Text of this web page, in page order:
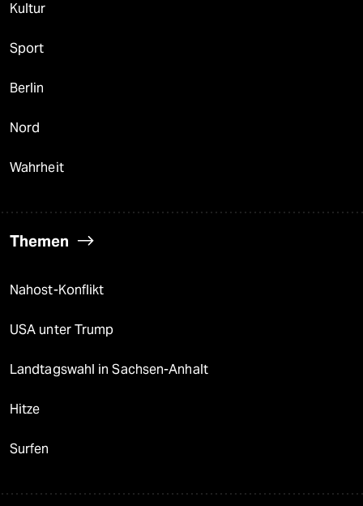
Kultur
Sport
Berlin
Nord
Wahrheit
Themen
Nahost-Konflikt
USA unter Trump
Landtagswahl in Sachsen-Anhalt
Hitze
Surfen